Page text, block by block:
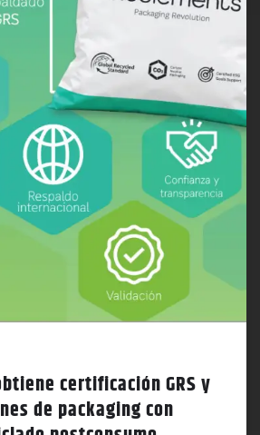
certificación GRS y
de packaging con